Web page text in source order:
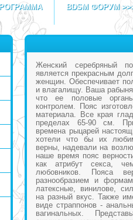
BDSM ФОРУМ
Женский серебряный
является прекрасным
женщин. Обеспечивает
и влагалищу. Ваша
что ее половые
контролем. Пояс
материала. Все края
пределах 65-90 см.
времена рыцарей
хотели что бы их
верны, надевали на
наше время пояс
как атрибут секса,
любовников. Пояса
разнообразием и
латексные, винилове,
на разный вкус. Также
виде страппонов -
вагинальных.